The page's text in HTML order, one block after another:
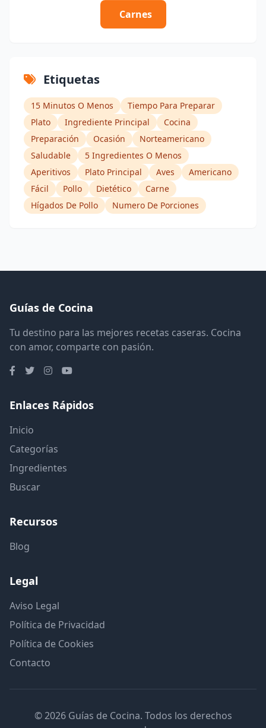
Carnes
Etiquetas
15 Minutos O Menos
Tiempo Para Preparar
Plato
Ingrediente Principal
Cocina
Preparación
Ocasión
Norteamericano
Saludable
5 Ingredientes O Menos
Aperitivos
Plato Principal Aves
Americano
Fácil
Pollo Dietético
Carne
Hígados De Pollo
Numero De Porciones
Guías de Cocina
Tu destino para las mejores recetas caseras. Cocina
con amor, comparte con pasión.
Enlaces Rápidos
Inicio
Categorías
Ingredientes
Buscar
Recursos
Blog
Legal
Aviso Legal
Política de Privacidad
Política de Cookies
Contacto
© 2026 Guías de Cocina. Todos los derechos